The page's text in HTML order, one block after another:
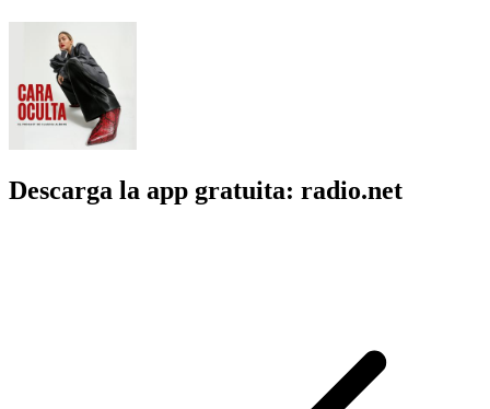
Descarga la app gratuita: radio.net